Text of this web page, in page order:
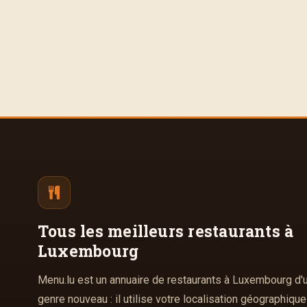
Tous les meilleurs restaurants à
Luxembourg
Menu.lu est un annuaire de restaurants à Luxembourg
genre nouveau : il utilise votre localisation géographique